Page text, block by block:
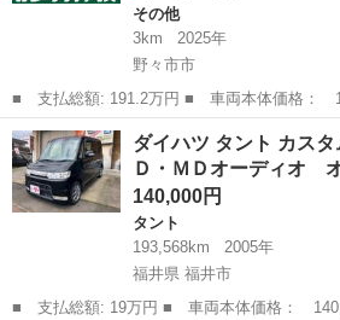
その他
3km
2025年
野々市市
■ 支払総額: 191.2万円 ■ 車両本体価格： 1,799,000 円 ■ メーカ
ー名： ダイハツ ■ 車種名： アトレー
４ＷＤ バックカメラ 両側電動スライドド
ー オート...
石川 野々市市 その他
ダイハツ タント カス
Ｄ・ＭＤオーディオ
140,000円
タント
193,568km
2005年
福井県 福井市
■ 支払総額: 19万円 ■ 車両本体価格： 140,000 円 ■ メーカー